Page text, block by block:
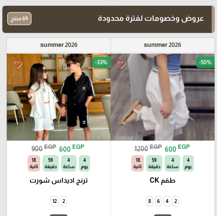
عروض وخصومات لفترة محدودة 69 منتج
summer 2026
favorite_border -50%
1200 EGP 600 EGP
4
يوم
4
ساعة
59
دقيقة
17
ثانية
طقم CK
2
4
6
8
summer 2026
favorite_border -33%
900 EGP 600 EGP
4
يوم
4
ساعة
59
دقيقة
17
ثانية
ترنج اديداس شورت
2
12